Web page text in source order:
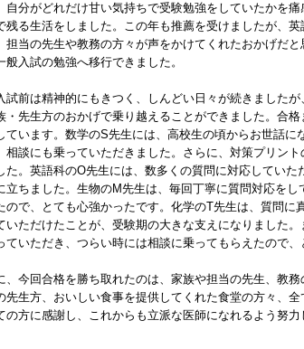
自分がどれだけ甘い気持ちで受験勉強をしていたかを
残る生活をしました。この年も推薦を受けましたが、
担当の先生や教務の方々が声をかけてくれたおかげだ
般入試の勉強へ移行できました。
試前は精神的にもきつく、しんどい日々が続きました
・先生方のおかげで乗り越えることができました。合
ています。数学のS先生には、高校生の頃からお世話
相談にも乗っていただきました。さらに、対策プリン
た。英語科のO先生には、数多くの質問に対応してい
立ちました。生物のM先生は、毎回丁寧に質問対応を
ので、とても心強かったです。化学のT先生は、質問に
いただけたことが、受験期の大きな支えになりました
ていただき、つらい時には相談に乗ってもらえたので、
、今回合格を勝ち取れたのは、家族や担当の先生、教
先生方、おいしい食事を提供してくれた食堂の方々、
の方に感謝し、これからも立派な医師になれるよう努力